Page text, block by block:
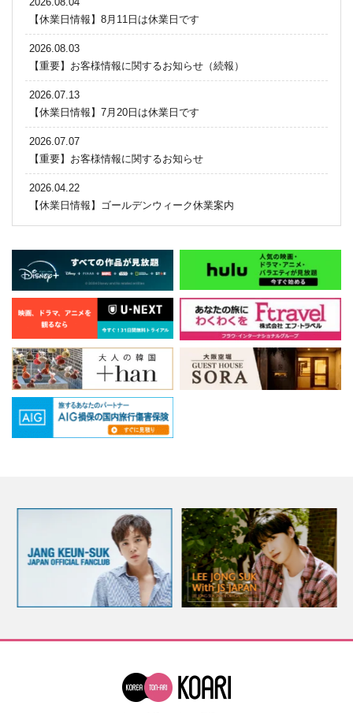
【休業日情報】8月11日は休業日です
2026.08.03
【重要】お客様情報に関するお知らせ（続報）
2026.07.13
【休業日情報】7月20日は休業日です
2026.07.07
【重要】お客様情報に関するお知らせ
2026.04.22
【休業日情報】ゴールデンウィーク休業案内